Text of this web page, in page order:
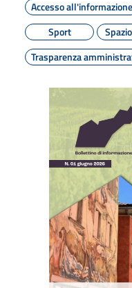
Accesso all'informazione
Sport
Trasparenza